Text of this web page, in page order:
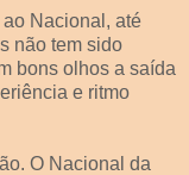
Nacional, até
não tem sido
bons olhos a saída
e ritmo
O Nacional da